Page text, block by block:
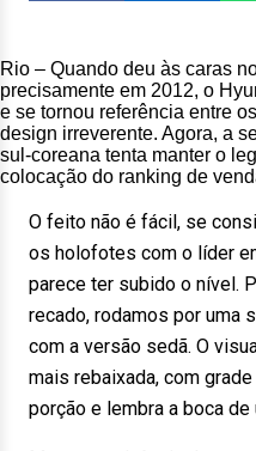
Rio – Quando deu às caras
precisamente em 2012, o
e se tornou referência entre
design irreverente. Agora, a
sul-coreana tenta manter o
colocação do ranking de
O feito não é fácil, se
os holofotes com o líder
parece ter subido o nível.
recado, rodamos por uma
com a versão sedã. O
mais rebaixada, com
porção e lembra a boca de